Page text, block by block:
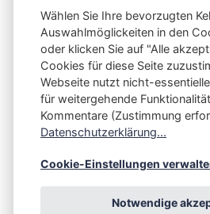
Integrating Open-Source Blog
Impressum
Kontakt
Wählen Sie Ihre bevorzugten
Auswahlmöglickeiten in den
oder klicken Sie auf "Alle
Cookies für diese Seite
Webseite nutzt nicht-
für weitergehende
Kommentare (Zustimmung
Datenschutzerklärung...
Cookie-Einstellungen
Notwendige